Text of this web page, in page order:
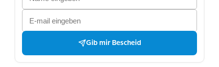
Gib mir Bescheid